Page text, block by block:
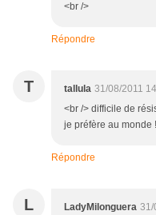
<br />
Répondre
T tallula 31/08/2011
<br /> difficile de
je préfère au monde
Répondre
L LadyMilonguera 31/